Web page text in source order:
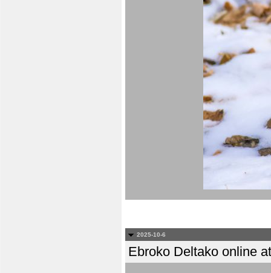
2025-10-6
Ebroko Deltako online